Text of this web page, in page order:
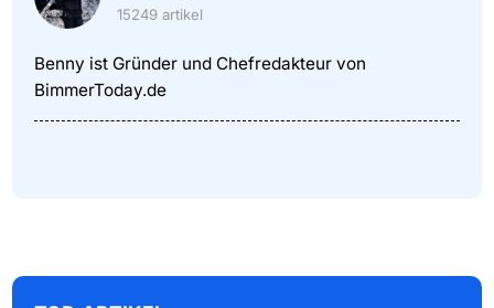
15249 artikel
Benny ist Gründer und Chefredakteur von
BimmerToday.de